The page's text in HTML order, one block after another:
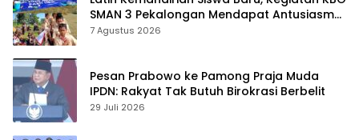
SMAN 3 Pekalongan Mendapat Antusiasme
dan Respon Positif Orang Tua Murid
7 Agustus 2026
Pesan Prabowo ke Pamong Praja Muda
IPDN: Rakyat Tak Butuh Birokrasi Berbelit
29 Juli 2026